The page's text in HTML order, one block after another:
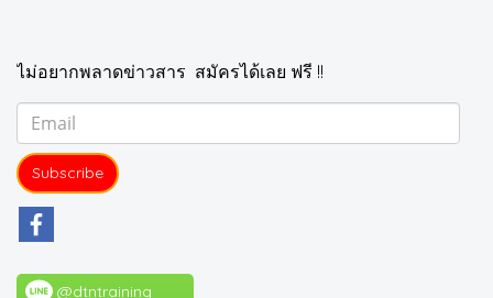
ไม่อยากพลาดข่าวสาร สมัครได้เลย ฟรี !!
Subscribe
@dtntraining